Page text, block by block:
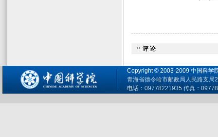
评 论
Copyright © 2003-2009 中国科学
青海省德令哈市邮政局人民路支局
电话：09778221935 传真：